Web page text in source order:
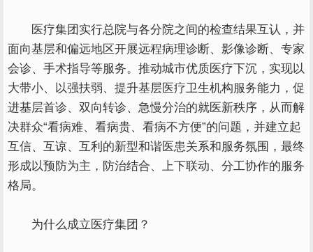
医疗集团实行总院与各分院之间的检查结果互认，并
面向基层和偏远地区开展远程病理诊断、影像诊断、专家
会诊、手术指导等服务。推动城市优质医疗下沉，实现以
大带小、以强扶弱、提升基层医疗卫生机构服务能力，促
进基层首诊、双向转诊、急慢分治的就医新秩序，从而解
决群众“看病难、看病贵、看病不方便”的问题，并建立起
互信、互谅、互利的新型和谐医患关系和服务氛围，最终
形成以预防为主，防治结合、上下联动、分工协作的服务
格局。
为什么成立医疗集团？